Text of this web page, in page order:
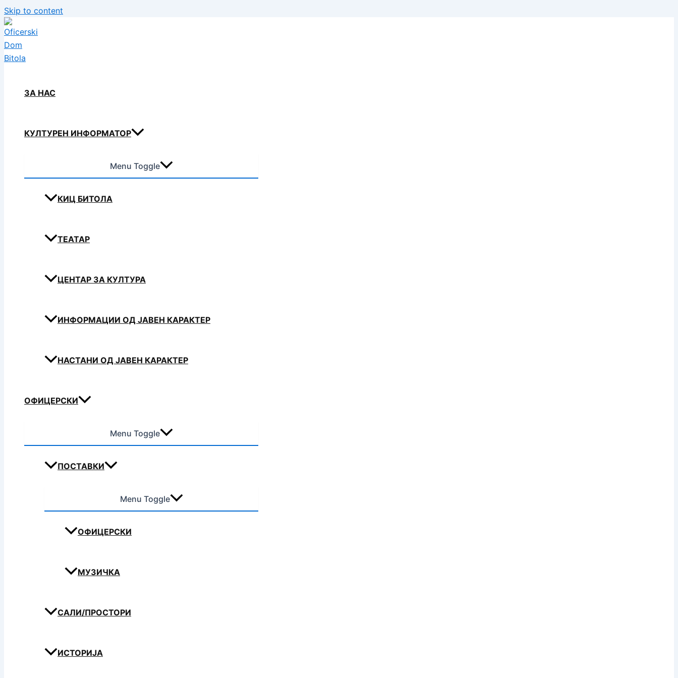
Skip to content
ЗА НАС
КУЛТУРЕН ИНФОРМАТОР
Menu Toggle
КИЦ БИТОЛА
ТЕАТАР
ЦЕНТАР ЗА КУЛТУРА
ИНФОРМАЦИИ ОД ЈАВЕН КАРАКТЕР
НАСТАНИ ОД ЈАВЕН КАРАКТЕР
ОФИЦЕРСКИ
Menu Toggle
ПОСТАВКИ
Menu Toggle
ОФИЦЕРСКИ
МУЗИЧКА
САЛИ/ПРОСТОРИ
ИСТОРИЈА